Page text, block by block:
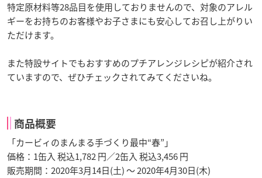
特定原材料等28品目を使用しておりませんので、対象のアレル
ギーをお持ちのお客様やお子さまにも安心してお召し上がりい
ただけます。
また特設サイトでもおすすめのプチアレンジレシピが紹介され
ていますので、ぜひチェックされてみてくださいね。
商品概要
「カービィのまんまる手づくり最中“春”」
価格：1缶入 税込1,782 円／2缶入 税込3,456 円
販売期間：2020年3月14日(土) ～ 2020年4月30日(木)